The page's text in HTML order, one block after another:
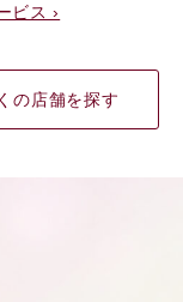
ビス ›
の店舗を探す